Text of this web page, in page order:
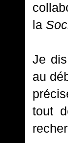
la
Je
au
tout